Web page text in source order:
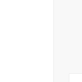
어려운